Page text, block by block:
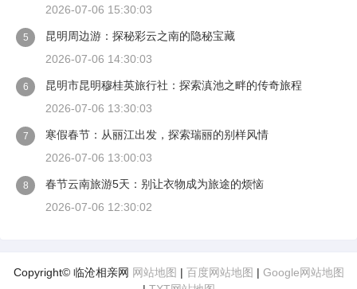
2026-07-06 15:30:03
5
昆明周边游：探秘彩云之南的隐秘宝藏
2026-07-06 14:30:03
6
昆明市昆明穆桂英旅行社：探索滇池之畔的传奇旅程
2026-07-06 13:30:03
7
寒假春节：从丽江出发，探索瑞丽的别样风情
2026-07-06 13:00:03
8
春节云南旅游5天：别让衣物成为旅途的烦恼
2026-07-06 12:30:02
Copyright© 临沧相亲网 网站地图 | 百度网站地图 | Google网站地图